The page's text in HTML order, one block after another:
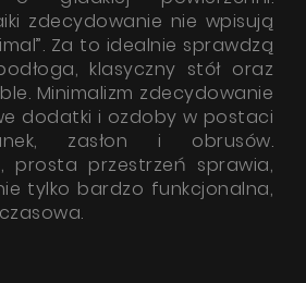
zdecydowanie nie wpisują
Za to idealnie sprawdzą
klasyczny stół oraz
Minimalizm zdecydowanie
dodatki i ozdoby w postaci
zasłon i obrusów.
prosta przestrzeń sprawia,
tylko bardzo funkcjonalna,